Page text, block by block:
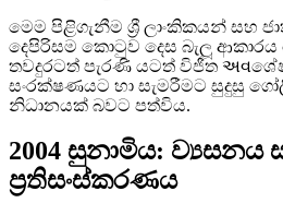
මෙම පිළිගැනීම ශ්‍රී ලාංකිකයන් සහ
දෙපිරිසම කොටුව දෙස බැලූ
තවදුරටත් පැරණි යටත් විජිත
සංරක්ෂණයට හා සැමරීමට සුදුසු
නිධානයක් බවට පත්විය.
2004 සුනාමිය: ව්‍යසනය
ප්‍රතිසංස්කරණය